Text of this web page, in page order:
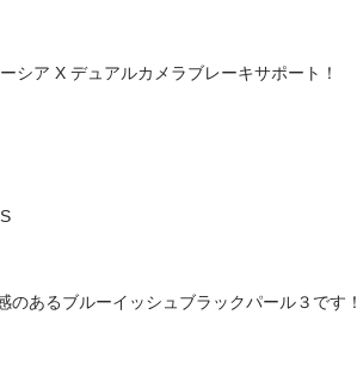
シア X デュアルカメラブレーキサポート！
のあるブルーイッシュブラックパール３です！